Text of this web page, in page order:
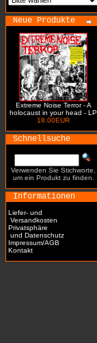
Neue Produkte
Extreme Noise Terror - A
holocaust in your head - LP
18.00EUR
Schnellsuche
Verwenden Sie Stichworte,
um ein Produkt zu finden.
Informationen
Liefer- und
Versandkosten
Privatsphäre
und Datenschutz
Impressum/AGB
Kontakt